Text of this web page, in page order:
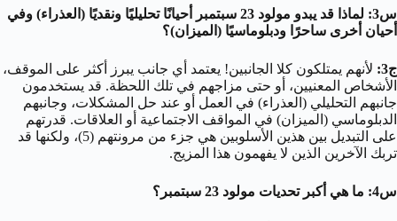
س3: لماذا قد يبدو مولود 23 سبتمبر أحيانًا تحليليًا ونقديًا (العذراء) وفي
أحيان أخرى ساحرًا ودبلوماسيًا (الميزان)؟
ج3:
لأنهم يمتلكون كلا الجانبين! يعتمد أي جانب يبرز أكثر على الموقف،
الأشخاص المعنيين، أو حتى مزاجهم في تلك اللحظة. قد يستخدمون
جانبهم التحليلي (العذراء) في العمل أو عند حل المشكلات، وجانبهم
الدبلوماسي (الميزان) في المواقف الاجتماعية أو العلاقات. قدرتهم
على التبديل بين هذين الأسلوبين هي جزء من مرونتهم (5)، ولكنها قد
تربك الآخرين الذين لا يفهمون هذا المزيج.
س4: ما هي أكبر تحديات مولود 23 سبتمبر؟